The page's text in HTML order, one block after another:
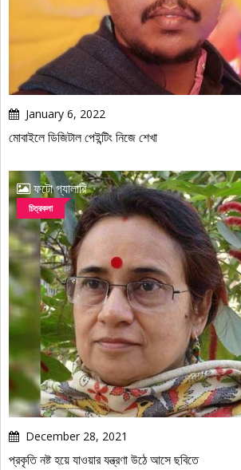
January 6, 2022
মোবাইলে ডিজিটাল পেইন্টিং নিজে শেখা
ফটো গ্যালারি
চিত্রকলা
December 28, 2021
প্রকৃতি নষ্ট হয়ে যাওয়ার যন্ত্রণা উঠে আসে ছবিতে